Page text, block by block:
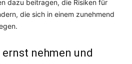
dazu beitragen, die Risiken für
die sich in einem zunehmend
nehmen und